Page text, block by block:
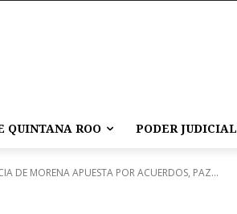
QUINTANA ROO PODER JUDICIAL
DE MORENA APUESTA POR ACUERDOS, PAZ...